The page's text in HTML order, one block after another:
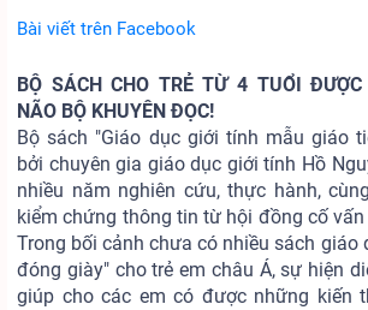
Bài viết trên Facebook
BỘ SÁCH CHO TRẺ TỪ 4 TUỔI ĐƯỢC
NÃO BỘ KHUYÊN ĐỌC!
Bộ sách "Giáo dục giới tính mẫu giáo
bởi chuyên gia giáo dục giới tính Hồ
nhiều năm nghiên cứu, thực hành,
kiểm chứng thông tin từ hội đồng cố
Trong bối cảnh chưa có nhiều sách giáo
đóng giày" cho trẻ em châu Á, sự hiện
giúp cho các em có được những kiến